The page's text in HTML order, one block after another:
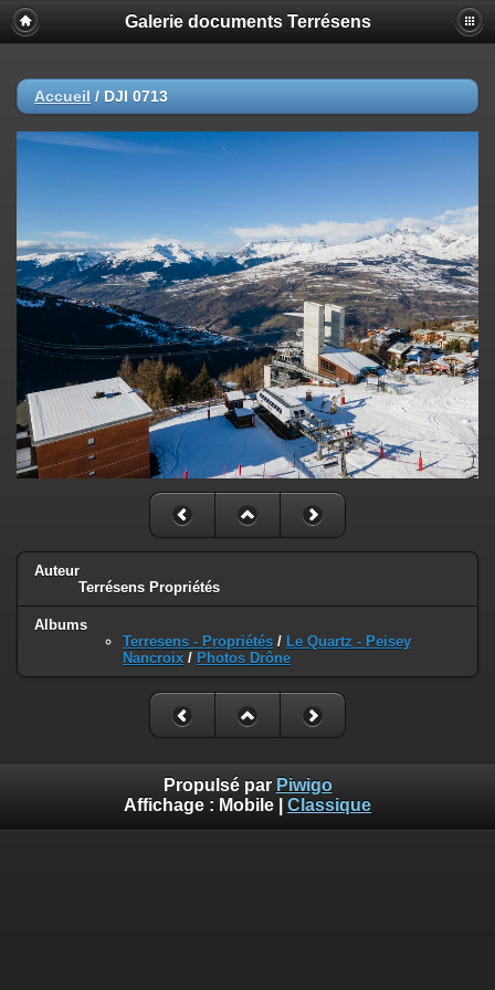
Galerie documents Terrésens
Accueil / DJI 0713
Auteur
Terrésens Propriétés
Albums
Terresens - Propriétés / Le Quartz - Peisey
Nancroix / Photos Drône
Propulsé par Piwigo
Affichage : Mobile Classique